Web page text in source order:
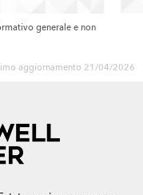
generale e non